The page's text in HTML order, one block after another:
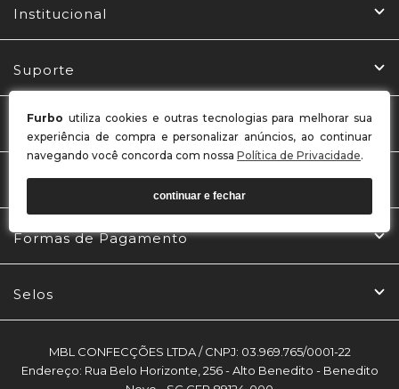
Furbo utiliza cookies e outras tecnologias para melhorar sua
experiência de compra e personalizar anúncios, ao continuar
navegando você concorda com nossa Política de Privacidade.
continuar e fechar
Institucional
Suporte
Central de Relacionamento
Redes Sociais
Formas de Pagamento
Selos
MBL CONFECÇÕES LTDA / CNPJ: 03.969.765/0001-22
Endereço: Rua Belo Horizonte, 256 - Alto Benedito - Benedito